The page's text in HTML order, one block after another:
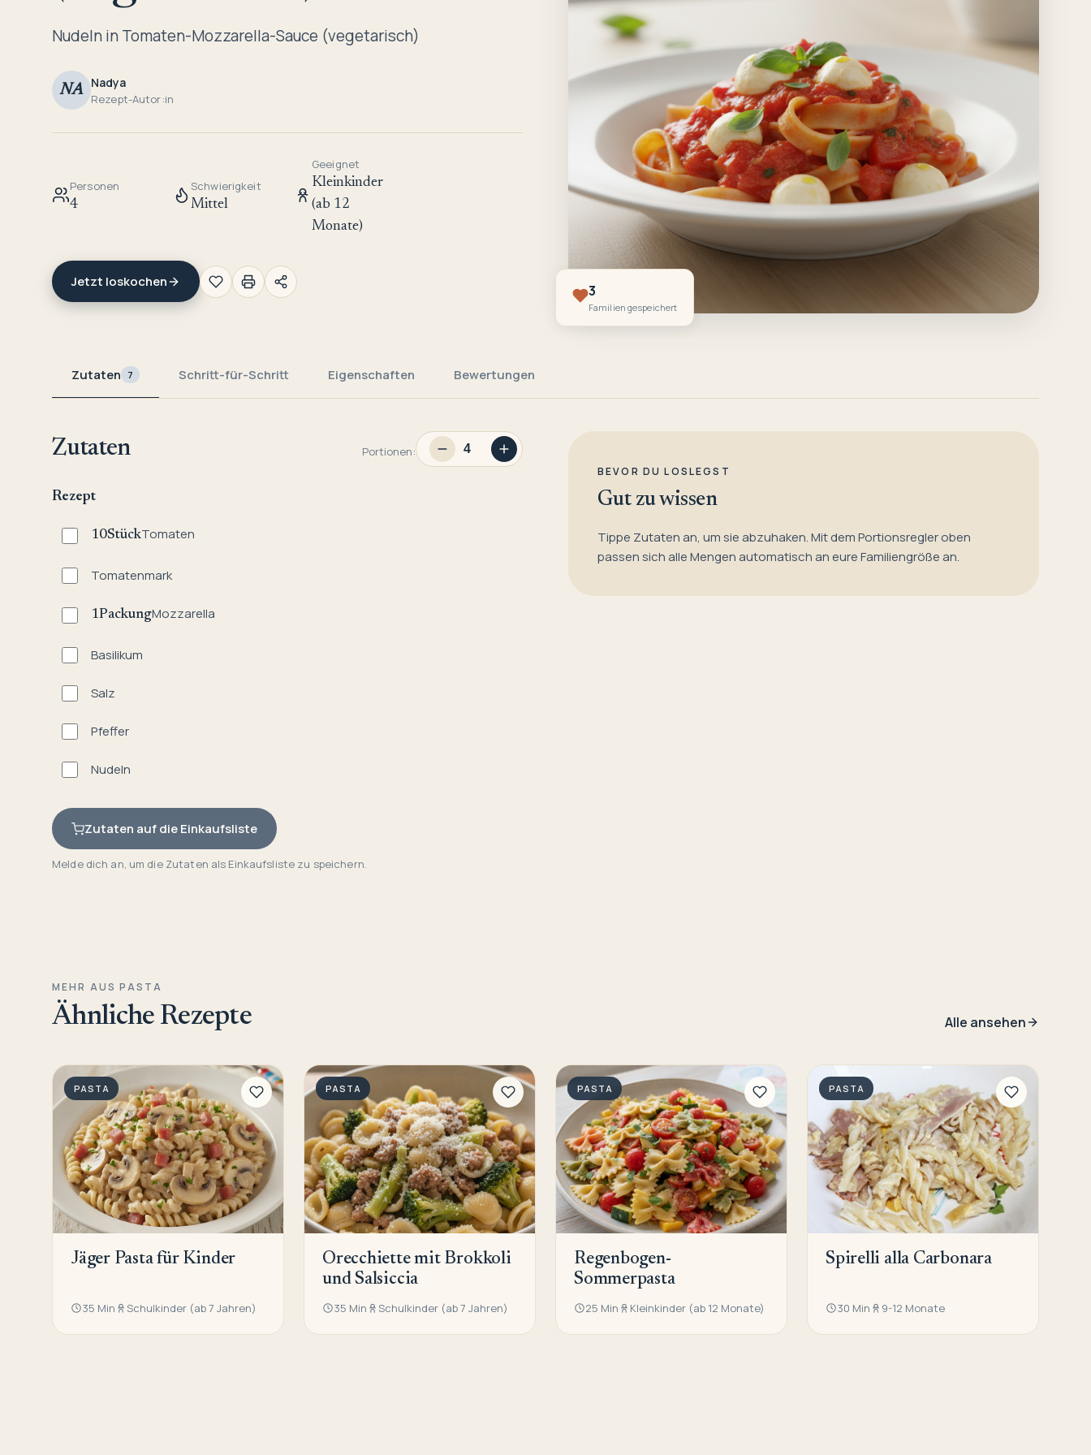
Nudeln in Tomaten-Mozzarella-Sauce (vegetarisch)
NA Nadya
Rezept-Autor:in
Personen
4
Schwierigkeit
Mittel
Geeignet
Kleinkinder
(ab 12
Monate)
Jetzt loskochen
3
Familien gespeichert
Zutaten 7 Schritt-für-Schritt Eigenschaften Bewertungen
Zutaten Portionen:
Rezept
10StückTomaten
Tomatenmark
1PackungMozzarella
Basilikum
Salz
Pfeffer
Nudeln
Zutaten auf die Einkaufsliste
Melde dich an, um die Zutaten als Einkaufsliste zu speichern.
BEVOR DU LOSLEGST
Gut zu wissen
Tippe Zutaten an, um sie abzuhaken. Mit dem Portionsregler oben
passen sich alle Mengen automatisch an eure Familiengröße an.
MEHR AUS PASTA
Ähnliche Rezepte Alle ansehen
PASTA
Jäger Pasta für Kinder
35 Min Schulkinder (ab 7 Jahren)
PASTA
Orecchiette mit Brokkoli
und Salsiccia
35 Min Schulkinder (ab 7 Jahren)
PASTA
Regenbogen-
Sommerpasta
25 Min Kleinkinder (ab 12 Monate)
PASTA
Spirelli alla Carbonara
30 Min 9-12 Monate